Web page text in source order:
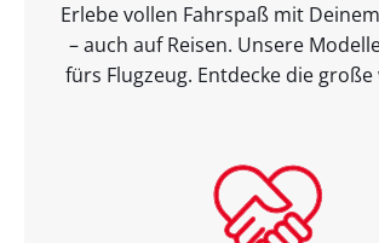
Erlebe vollen Fahrspaß mit
– auch auf Reisen. Unsere
fürs Flugzeug. Entdecke die große